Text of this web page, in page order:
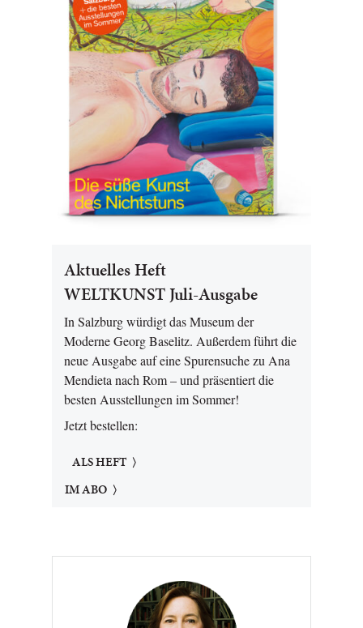
Aktuelles Heft
WELTKUNST Juli-Ausgabe
In Salzburg würdigt das Museum der
Moderne Georg Baselitz. Außerdem führt die
neue Ausgabe auf eine Spurensuche zu Ana
Mendieta nach Rom – und präsentiert die
besten Ausstellungen im Sommer!
Jetzt bestellen:
ALS HEFT
IM ABO